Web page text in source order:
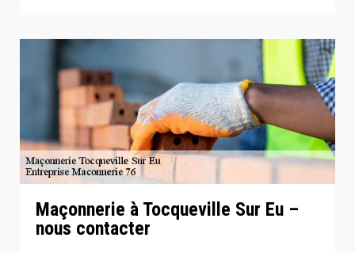
Maçonnerie à Tocqueville Sur Eu –
nous contacter